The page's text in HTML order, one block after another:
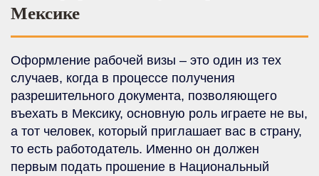
Мексике
Оформление рабочей визы – это один из тех
случаев, когда в процессе получения
разрешительного документа, позволяющего
въехать в Мексику, основную роль играете не вы,
а тот человек, который приглашает вас в страну,
то есть работодатель. Именно он должен
первым подать прошение в Национальный